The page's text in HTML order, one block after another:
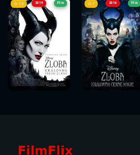
2019
Sledovat
nyní
7.3 Film
Sledovat
nyní
2014
Sledovat
nyní
7 Film
Sledovat
nyní